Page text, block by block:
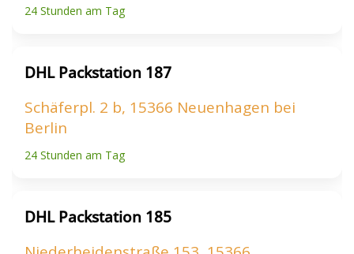
24 Stunden am Tag
DHL Packstation 187
Schäferpl. 2 b, 15366 Neuenhagen bei
Berlin
24 Stunden am Tag
DHL Packstation 185